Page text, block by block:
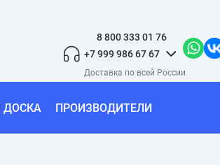
8 800 333 01 76
+7 999 986 67 67
ДОСКА ПРОИЗВОДИТЕЛИ